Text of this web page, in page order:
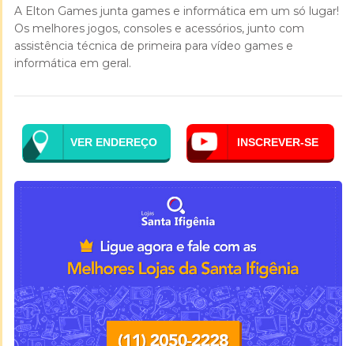
A Elton Games junta games e informática em um só lugar!
Os melhores jogos, consoles e acessórios, junto com
assistência técnica de primeira para vídeo games e
informática em geral.
VER ENDEREÇO INSCREVER-SE